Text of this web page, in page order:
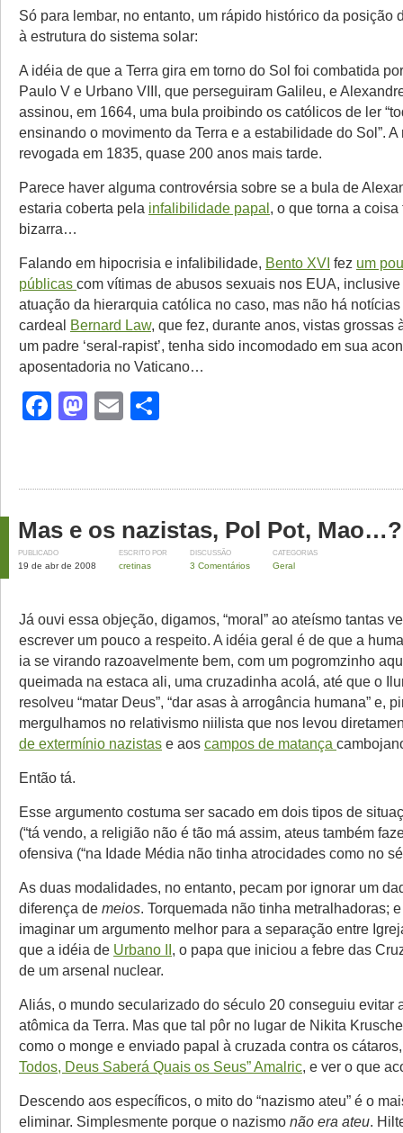
Só para lembar, no entanto, um rápido histórico da posição
à estrutura do sistema solar:
A idéia de que a Terra gira em torno do Sol foi combatida
Paulo V e Urbano VIII, que perseguiram Galileu, e
assinou, em 1664, uma bula proibindo os católicos de ler
ensinando o movimento da Terra e a estabilidade do Sol”.
revogada em 1835, quase 200 anos mais tarde.
Parece haver alguma controvérsia sobre se a bula de
estaria coberta pela infalibilidade papal, o que torna a
bizarra…
Falando em hipocrisia e infalibilidade, Bento XVI fez um
públicas com vítimas de abusos sexuais nos EUA,
atuação da hierarquia católica no caso, mas não há
cardeal Bernard Law, que fez, durante anos, vistas grossas
um padre ‘seral-rapist’, tenha sido incomodado em sua
aposentadoria no Vaticano…
Facebook
Mastodon
Email
Mas e os nazistas, Pol Pot, Mao…?
PUBLICADO
19 de abr de 2008
ESCRITO POR
cretinas
DISCUSSÃO
3 Comentários
CATEGORIAS
Geral
Já ouvi essa objeção, digamos, “moral” ao ateísmo tantas
escrever um pouco a respeito. A idéia geral é de que a
ia se virando razoavelmente bem, com um pogromzinho
queimada na estaca ali, uma cruzadinha acolá, até que o
resolveu “matar Deus”, “dar asas à arrogância humana” e,
mergulhamos no relativismo niilista que nos levou
de extermínio nazistas e aos campos de matança
Então tá.
Esse argumento costuma ser sacado em dois tipos de
(“tá vendo, a religião não é tão má assim, ateus também
ofensiva (“na Idade Média não tinha atrocidades como no
As duas modalidades, no entanto, pecam por ignorar um
diferença de meios. Torquemada não tinha metralhadoras;
imaginar um argumento melhor para a separação entre
que a idéia de Urbano II, o papa que iniciou a febre das
de um arsenal nuclear.
Aliás, o mundo secularizado do século 20 conseguiu evitar
atômica da Terra. Mas que tal pôr no lugar de Nikita
como o monge e enviado papal à cruzada contra os
Todos, Deus Saberá Quais os Seus” Amalric, e ver o que
Descendo aos específicos, o mito do “nazismo ateu” é o
eliminar. Simplesmente porque o nazismo não era ateu.